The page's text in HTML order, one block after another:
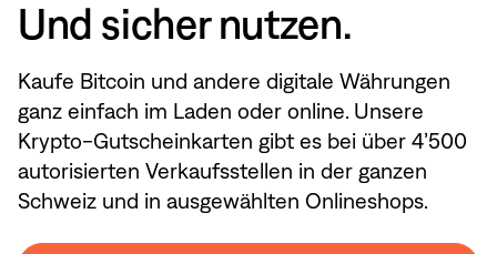
Und sicher nutzen.
Kaufe Bitcoin und andere digitale Währungen
ganz einfach im Laden oder online. Unsere
Krypto-Gutscheinkarten gibt es bei über 4’500
autorisierten Verkaufsstellen in der ganzen
Schweiz und in ausgewählten Onlineshops.